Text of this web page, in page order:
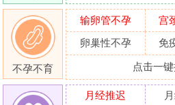
不孕不育
输卵管不孕 宫
卵巢性不孕
免
点击一
月经推迟